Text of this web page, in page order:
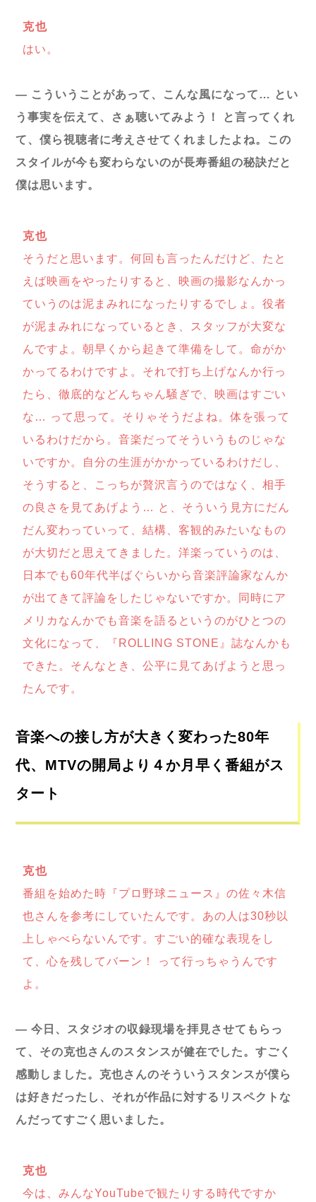
克也
はい。
― こういうことがあって、こんな風になって… とい
う事実を伝えて、さぁ聴いてみよう！ と言ってくれ
て、僕ら視聴者に考えさせてくれましたよね。この
スタイルが今も変わらないのが長寿番組の秘訣だと
僕は思います。
克也
そうだと思います。何回も言ったんだけど、たと
えば映画をやったりすると、映画の撮影なんかっ
ていうのは泥まみれになったりするでしょ。役者
が泥まみれになっているとき、スタッフが大変な
んですよ。朝早くから起きて準備をして。命がか
かってるわけですよ。それで打ち上げなんか行っ
たら、徹底的などんちゃん騒ぎで、映画はすごい
な… って思って。そりゃそうだよね。体を張って
いるわけだから。音楽だってそういうものじゃな
いですか。自分の生涯がかかっているわけだし、
そうすると、こっちが贅沢言うのではなく、相手
の良さを見てあげよう… と、そういう見方にだん
だん変わっていって、結構、客観的みたいなもの
が大切だと思えてきました。洋楽っていうのは、
日本でも60年代半ばぐらいから音楽評論家なんか
が出てきて評論をしたじゃないですか。同時にア
メリカなんかでも音楽を語るというのがひとつの
文化になって、『ROLLING STONE』誌なんかも
できた。そんなとき、公平に見てあげようと思っ
たんです。
音楽への接し方が大きく変わった80年
代、 MTVの開局より４か月早く番組がス
タート
克也
番組を始めた時『プロ野球ニュース』の佐々木信
也さんを参考にしていたんです。あの人は30秒以
上しゃべらないんです。すごい的確な表現をし
て、心を残してバーン！ って行っちゃうんです
よ。
― 今日、スタジオの収録現場を拝見させてもらっ
て、その克也さんのスタンスが健在でした。すごく
感動しました。克也さんのそういうスタンスが僕ら
は好きだったし、それが作品に対するリスペクトな
んだってすごく思いました。
克也
今は、みんなYouTubeで観たりする時代ですか